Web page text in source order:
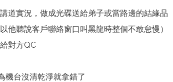
道實況，做成光碟送給弟子或當路邊的結緣品
他聽說客戶聯絡窗口叫黑龍時整個不敢怠慢）
對方QC
機台沒清乾淨就拿錯了